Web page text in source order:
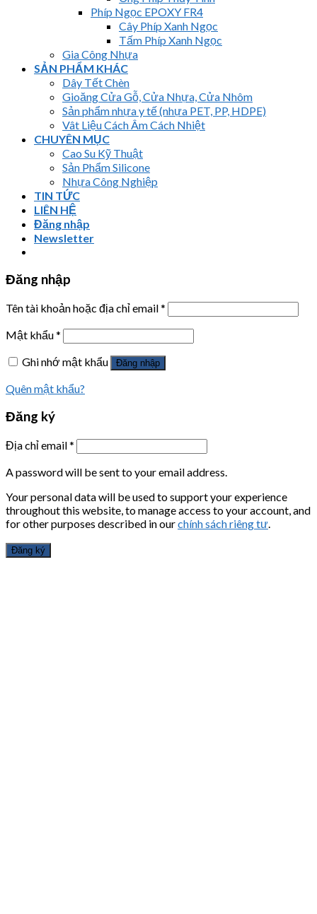
Phíp Ngọc EPOXY FR4
Cây Phíp Xanh Ngọc
Tấm Phíp Xanh Ngọc
Gia Công Nhựa
SẢN PHẨM KHÁC
Dây Tết Chèn
Gioăng Cửa Gỗ, Cửa Nhựa, Cửa Nhôm
Sản phẩm nhựa y tế (nhựa PET, PP, HDPE)
Vât Liệu Cách Âm Cách Nhiệt
CHUYÊN MỤC
Cao Su Kỹ Thuật
Sản Phẩm Silicone
Nhựa Công Nghiệp
TIN TỨC
LIÊN HỆ
Đăng nhập
Newsletter
Đăng nhập
Tên tài khoản hoặc địa chỉ email*
Mật khẩu*
Ghi nhớ mật khẩu
Đăng nhập
Quên mật khẩu?
Đăng ký
Địa chỉ email*
A password will be sent to your email address.
Your personal data will be used to support your experience
throughout this website, to manage access to your account, and
for other purposes described in ourchính sách riêng tư.
Đăng ký